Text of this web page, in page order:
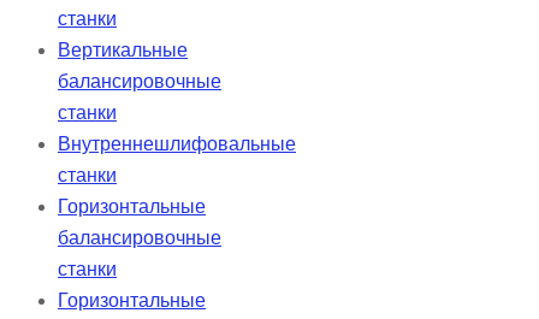
станки
Вертикальные
балансировочные
станки
Внутреннешлифовальные
станки
Горизонтальные
балансировочные
станки
Горизонтальные